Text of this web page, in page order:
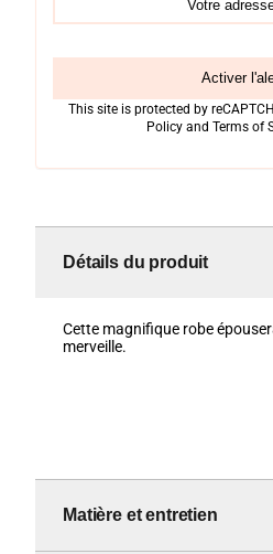
Activer
This site is protected by
Policy and Terms of
Détails du produit
Cette magnifique robe
merveille.
Matière et entretien